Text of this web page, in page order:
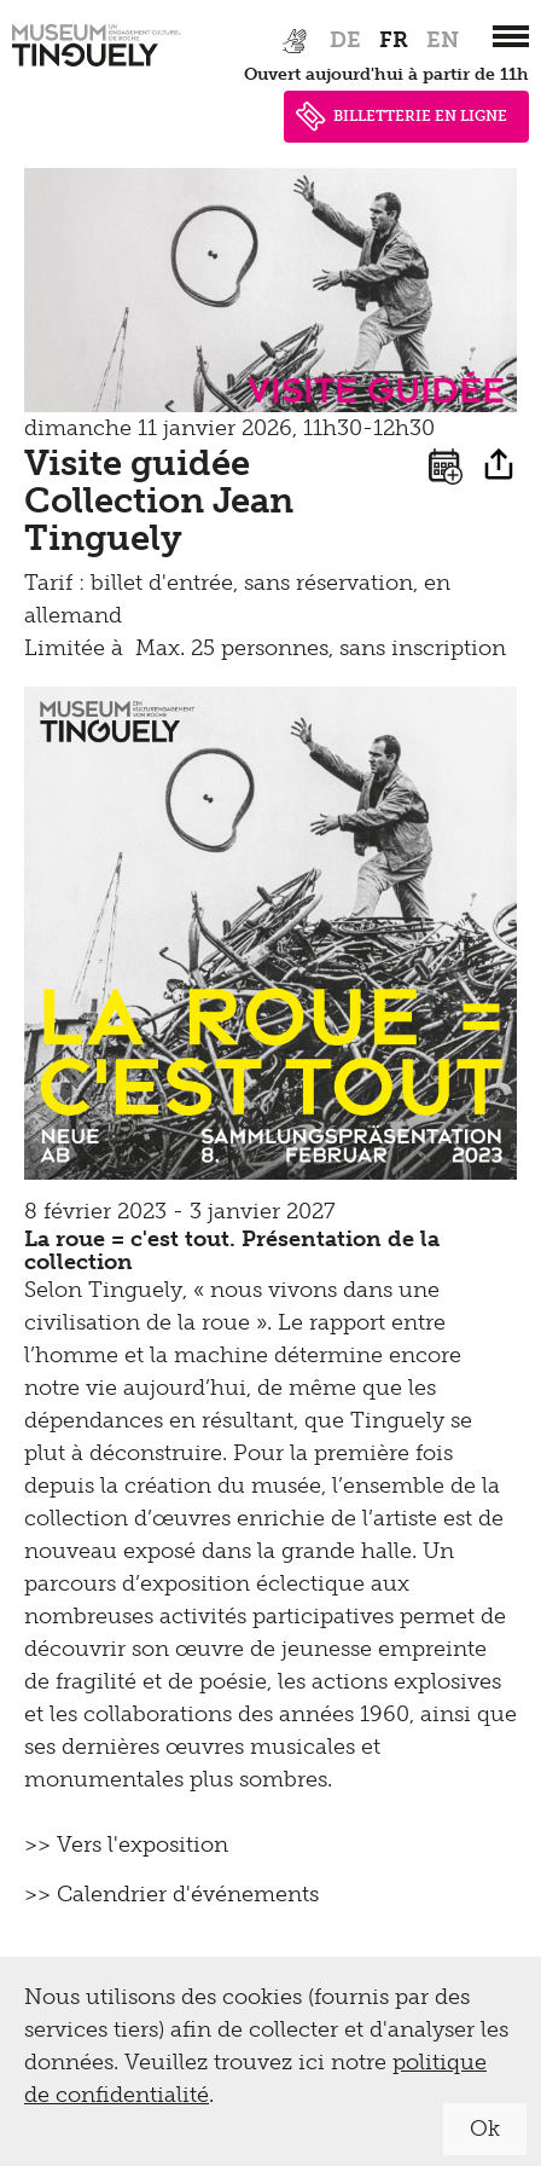
Hauptnavigation
to
DE FR EN
Ouvert aujourd'hui à partir de 11h
BILLETTERIE EN LIGNE
Tinguely100
Marcher
Documents de presse
Visite guidée
dimanche 11 janvier 2026, 11h30-12h30
Visite guidée
Collection Jean
Tinguely
Tarif : billet d'entrée, sans réservation, en
allemand
Limitée à Max. 25 personnes, sans inscription
8 février 2023 - 3 janvier 2027
La roue = c'est tout. Présentation de la
collection
Selon Tinguely, « nous vivons dans une
civilisation de la roue ». Le rapport entre
l’homme et la machine détermine encore
notre vie aujourd’hui, de même que les
dépendances en résultant, que Tinguely se
plut à déconstruire. Pour la première fois
depuis la création du musée, l’ensemble de la
collection d’œuvres enrichie de l’artiste est de
nouveau exposé dans la grande halle. Un
parcours d’exposition éclectique aux
nombreuses activités participatives permet de
découvrir son œuvre de jeunesse empreinte
de fragilité et de poésie, les actions explosives
et les collaborations des années 1960, ainsi que
ses dernières œuvres musicales et
monumentales plus sombres.
>> Vers l'exposition
>> Calendrier d'événements
Nous utilisons des cookies (fournis par des
services tiers) afin de collecter et d'analyser les
données. Veuillez trouvez ici notre politique
de confidentialité.
Ok